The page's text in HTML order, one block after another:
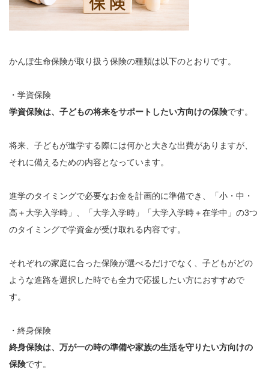
かんぽ生命保険が取り扱う保険の種類は以下のとおりです。
・学資保険
学資保険は、子どもの将来をサポートしたい方向けの保険です。
将来、子どもが進学する際には何かと大きな出費がありますが、
それに備えるための内容となっています。
進学のタイミングで必要なお金を計画的に準備でき、「小・中・
高＋大学入学時」、「大学入学時」「大学入学時＋在学中」の3つ
のタイミングで学資金が受け取れる内容です。
それぞれの家庭に合った保険が選べるだけでなく、子どもがどの
ような進路を選択した時でも全力で応援したい方におすすめで
す。
・終身保険
終身保険は、万が一の時の準備や家族の生活を守りたい方向けの
保険です。